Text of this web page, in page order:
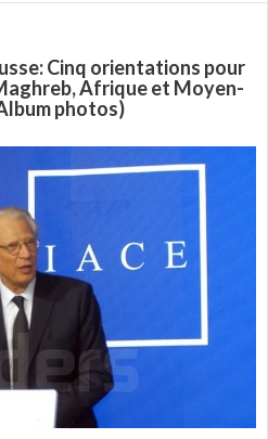
Cinq orientations pour
Afrique et Moyen-
photos)